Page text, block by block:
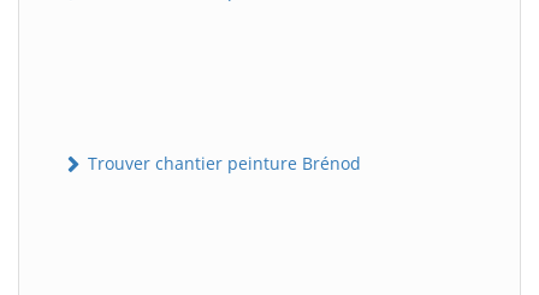
Trouver chantier peinture Brénod